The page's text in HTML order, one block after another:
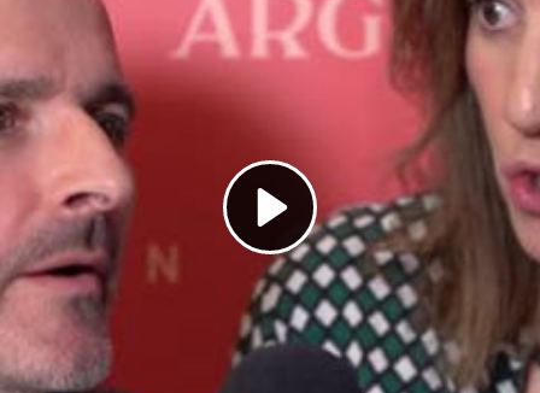
Play
Video